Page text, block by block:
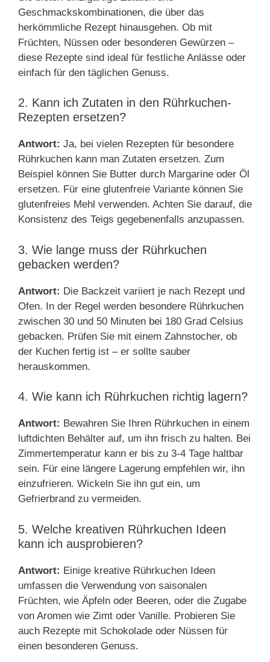
Geschmackskombinationen, die über das
herkömmliche Rezept hinausgehen. Ob mit
Früchten, Nüssen oder besonderen Gewürzen –
diese Rezepte sind ideal für festliche Anlässe oder
einfach für den täglichen Genuss.
2. Kann ich Zutaten in den Rührkuchen-
Rezepten ersetzen?
Antwort: Ja, bei vielen Rezepten für besondere
Rührkuchen kann man Zutaten ersetzen. Zum
Beispiel können Sie Butter durch Margarine oder Öl
ersetzen. Für eine glutenfreie Variante können Sie
glutenfreies Mehl verwenden. Achten Sie darauf, die
Konsistenz des Teigs gegebenenfalls anzupassen.
3. Wie lange muss der Rührkuchen
gebacken werden?
Antwort: Die Backzeit variiert je nach Rezept und
Ofen. In der Regel werden besondere Rührkuchen
zwischen 30 und 50 Minuten bei 180 Grad Celsius
gebacken. Prüfen Sie mit einem Zahnstocher, ob
der Kuchen fertig ist – er sollte sauber
herauskommen.
4. Wie kann ich Rührkuchen richtig lagern?
Antwort: Bewahren Sie Ihren Rührkuchen in einem
luftdichten Behälter auf, um ihn frisch zu halten. Bei
Zimmertemperatur kann er bis zu 3-4 Tage haltbar
sein. Für eine längere Lagerung empfehlen wir, ihn
einzufrieren. Wickeln Sie ihn gut ein, um
Gefrierbrand zu vermeiden.
5. Welche kreativen Rührkuchen Ideen
kann ich ausprobieren?
Antwort: Einige kreative Rührkuchen Ideen
umfassen die Verwendung von saisonalen
Früchten, wie Äpfeln oder Beeren, oder die Zugabe
von Aromen wie Zimt oder Vanille. Probieren Sie
auch Rezepte mit Schokolade oder Nüssen für
einen besonderen Genuss.